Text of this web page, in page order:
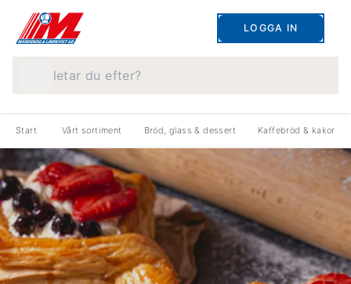
LOGGA IN
Start Vårt sortiment Bröd, glass & dessert Kaffebröd & kakor